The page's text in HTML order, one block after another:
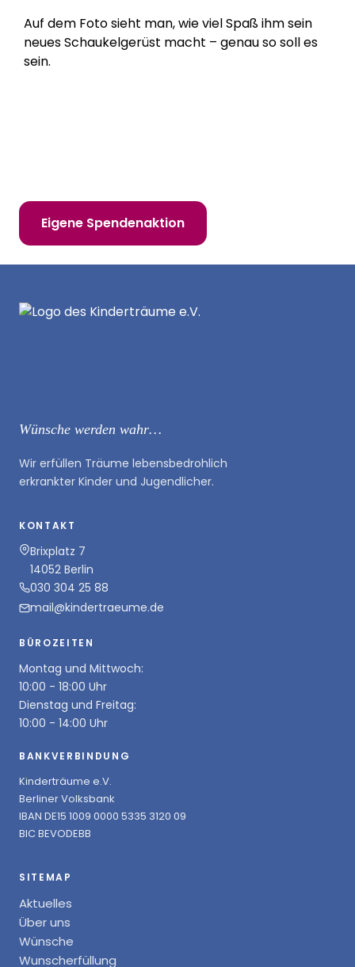
Auf dem Foto sieht man, wie viel Spaß ihm sein
neues Schaukelgerüst macht – genau so soll es
sein.
Eigene Spendenaktion
Wünsche werden wahr…
Wir erfüllen Träume lebensbedrohlich
erkrankter Kinder und Jugendlicher.
KONTAKT
Brixplatz 7
14052 Berlin
030 304 25 88
mail@kindertraeume.de
BÜROZEITEN
Montag und Mittwoch:
10:00 - 18:00 Uhr
Dienstag und Freitag:
10:00 - 14:00 Uhr
BANKVERBINDUNG
Kinderträume e.V.
Berliner Volksbank
IBAN DE15 1009 0000 5335 3120 09
BIC BEVODEBB
SITEMAP
Aktuelles
Über uns
Wünsche
Wunscherfüllung